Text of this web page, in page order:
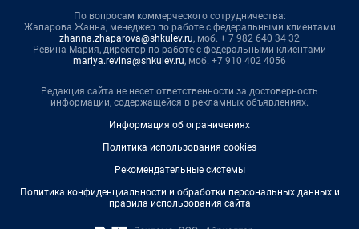
По вопросам коммерческого сотрудничества:
Жапарова Жанна, менеджер по работе с федеральными клиентами
zhanna.zhaparova@shkulev.ru, моб. + 7 982 640 34 32
Ревина Мария, директор по работе с федеральными клиентами
mariya.revina@shkulev.ru, моб. +7 910 402 4056
Редакция сайта не несет ответственности за достоверность
информации, содержащейся в рекламных объявлениях.
Информация об ограничениях
Политика использования cookies
Рекомендательные системы
Политика конфиденциальности и обработки персональных данных и
правила использования сайта